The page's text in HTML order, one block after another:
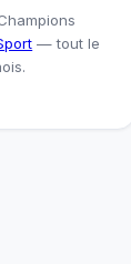
— tout le